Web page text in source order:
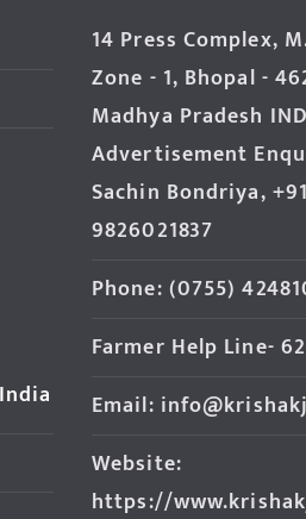
14 Press Complex,
Zone - 1, Bhopal -
Madhya Pradesh
Advertisement
Sachin Bondriya, +91
9826021837
Phone: (0755)
Farmer Help Line-
Email:
Website:
https://